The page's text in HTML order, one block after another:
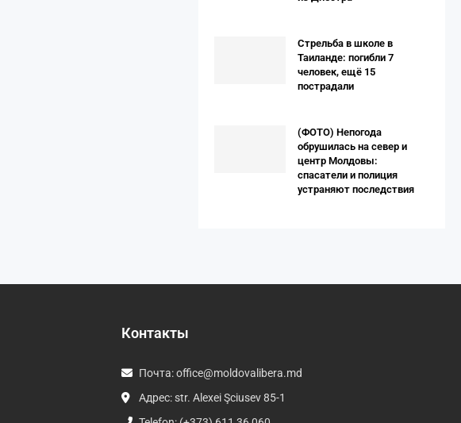
Стрельба в школе в
Таиланде: погибли 7
человек, ещё 15
пострадали
(ФОТО) Непогода
обрушилась на север и
центр Молдовы:
спасатели и полиция
устраняют последствия
Контакты
Почта:office@moldovalibera.md
Адрес: str. Alexei Şciusev 85-1